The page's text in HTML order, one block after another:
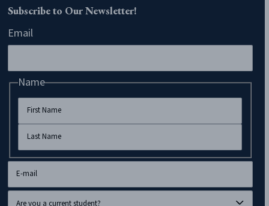
Subscribe to Our Newsletter!
Email
Name